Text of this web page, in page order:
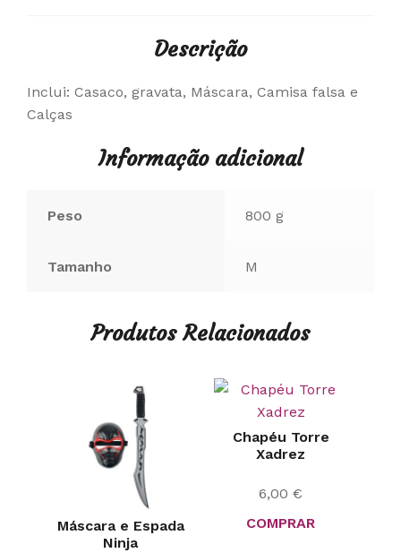
Descrição
Inclui: Casaco, gravata, Máscara, Camisa falsa e
Calças
Informação adicional
Peso 800 g
Tamanho M
Produtos Relacionados
Máscara e Espada
Ninja
Chapéu Torre
Xadrez
6,00 €
COMPRAR